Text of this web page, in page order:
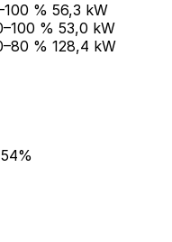
% 56,3 kW
% 53,0 kW
% 128,4 kW